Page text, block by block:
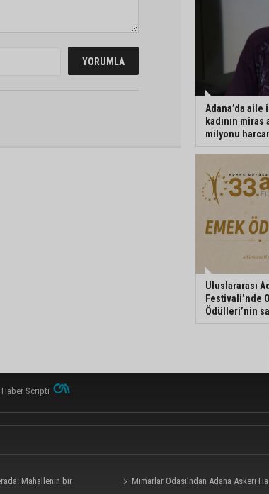
Adana’da aile
kadının miras
milyonu
Uluslararası
Festivali’nde
Ödülleri’nin
Haber Scripti
Mahallenin bir
Mimarlar Odası’ndan Adana Askeri